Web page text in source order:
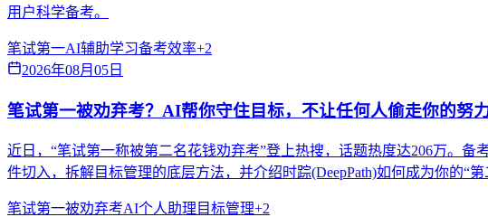
用户科学备考。
笔试第一AI辅助学习备考效率+2
2026年08月05日
笔试第一被劝弃考？AI帮你守住目标，不让任何人偷走你的努
近日，“笔试第一称被第二名花钱劝弃考”登上热搜，话题热度达206万。
件切入，拆解目标管理的底层方法，并介绍时踪(DeepPath)如何成为你的“
笔试第一被劝弃考AI个人助理 目标管理+2